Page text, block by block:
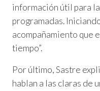
información útil para
programadas.
acompañamiento que
tiempo”.
Por último, Sastre
hablan a las claras de